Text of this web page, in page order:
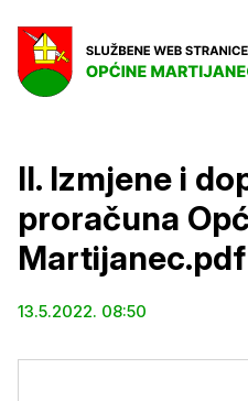
II. Izmjene i
proračuna
Martijanec.pdf
13.5.2022. 08:50